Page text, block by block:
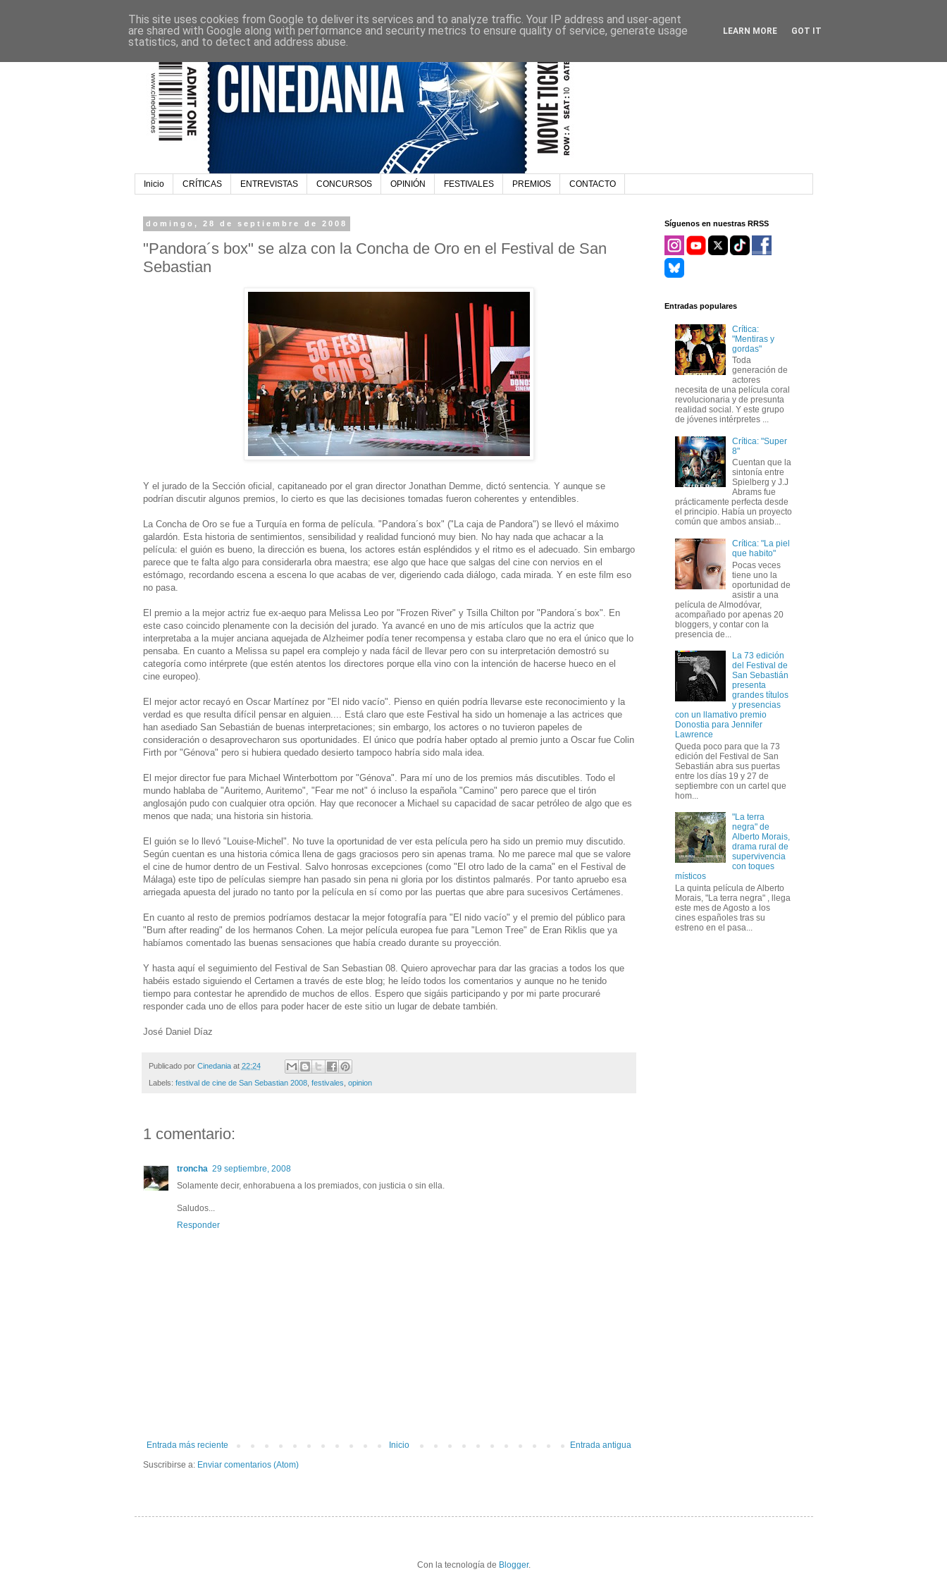
Inicio CRÍTICAS ENTREVISTAS CONCURSOS OPINIÓN FESTIVALES PREMIOS CONTACTO
domingo, 28 de septiembre de 2008
"Pandora´s box" se alza con la Concha de Oro en el Festival de San
Sebastian
Y el jurado de la Sección oficial, capitaneado por el gran director Jonathan Demme, dictó sentencia. Y aunque se
podrían discutir algunos premios, lo cierto es que las decisiones tomadas fueron coherentes y entendibles.
La Concha de Oro se fue a Turquía en forma de película. "Pandora´s box" ("La caja de Pandora") se llevó el máximo
galardón. Esta historia de sentimientos, sensibilidad y realidad funcionó muy bien. No hay nada que achacar a la
película: el guión es bueno, la dirección es buena, los actores están espléndidos y el ritmo es el adecuado. Sin embargo
parece que te falta algo para considerarla obra maestra; ese algo que hace que salgas del cine con nervios en el
estómago, recordando escena a escena lo que acabas de ver, digeriendo cada diálogo, cada mirada. Y en este film eso
no pasa.
El premio a la mejor actriz fue ex-aequo para Melissa Leo por "Frozen River" y Tsilla Chilton por "Pandora´s box". En
este caso coincido plenamente con la decisión del jurado. Ya avancé en uno de mis artículos que la actriz que
interpretaba a la mujer anciana aquejada de Alzheimer podía tener recompensa y estaba claro que no era el único que lo
pensaba. En cuanto a Melissa su papel era complejo y nada fácil de llevar pero con su interpretación demostró su
categoría como intérprete (que estén atentos los directores porque ella vino con la intención de hacerse hueco en el
cine europeo).
El mejor actor recayó en Oscar Martínez por "El nido vacío". Pienso en quién podría llevarse este reconocimiento y la
verdad es que resulta difícil pensar en alguien.... Está claro que este Festival ha sido un homenaje a las actrices que
han asediado San Sebastián de buenas interpretaciones; sin embargo, los actores o no tuvieron papeles de
consideración o desaprovecharon sus oportunidades. El único que podría haber optado al premio junto a Oscar fue Colin
Firth por "Génova" pero si hubiera quedado desierto tampoco habría sido mala idea.
El mejor director fue para Michael Winterbottom por "Génova". Para mí uno de los premios más discutibles. Todo el
mundo hablaba de "Auritemo, Auritemo", "Fear me not" ó incluso la española "Camino" pero parece que el tirón
anglosajón pudo con cualquier otra opción. Hay que reconocer a Michael su capacidad de sacar petróleo de algo que es
menos que nada; una historia sin historia.
El guión se lo llevó "Louise-Michel". No tuve la oportunidad de ver esta película pero ha sido un premio muy discutido.
Según cuentan es una historia cómica llena de gags graciosos pero sin apenas trama. No me parece mal que se valore
el cine de humor dentro de un Festival. Salvo honrosas excepciones (como "El otro lado de la cama" en el Festival de
Málaga) este tipo de películas siempre han pasado sin pena ni gloria por los distintos palmarés. Por tanto apruebo esa
arriegada apuesta del jurado no tanto por la película en sí como por las puertas que abre para sucesivos Certámenes.
En cuanto al resto de premios podríamos destacar la mejor fotografía para "El nido vacío" y el premio del público para
"Burn after reading" de los hermanos Cohen. La mejor película europea fue para "Lemon Tree" de Eran Riklis que ya
habíamos comentado las buenas sensaciones que había creado durante su proyección.
Y hasta aquí el seguimiento del Festival de San Sebastian 08. Quiero aprovechar para dar las gracias a todos los que
habéis estado siguiendo el Certamen a través de este blog; he leído todos los comentarios y aunque no he tenido
tiempo para contestar he aprendido de muchos de ellos. Espero que sigáis participando y por mi parte procuraré
responder cada uno de ellos para poder hacer de este sitio un lugar de debate también.
José Daniel Díaz
Publicado por Cinedania at 22:24
Labels: festival de cine de San Sebastian 2008, festivales, opinion
1 comentario:
troncha 29 septiembre, 2008
Solamente decir, enhorabuena a los premiados, con justicia o sin ella.
Saludos...
Responder
Entrada más reciente Entrada antigua
Inicio
Suscribirse a: Enviar comentarios (Atom)
Síguenos en nuestras RRSS
Entradas populares
Crítica:
"Mentiras y
gordas"
Toda
generación de
actores
necesita de una película coral
revolucionaria y de presunta
realidad social. Y este grupo
de jóvenes intérpretes ...
Crítica: "Super
8"
Cuentan que la
sintonía entre
Spielberg y J.J
Abrams fue
prácticamente perfecta desde
el principio. Había un proyecto
común que ambos ansiab...
Crítica: "La piel
que habito"
Pocas veces
tiene uno la
oportunidad de
asistir a una
película de Almodóvar,
acompañado por apenas 20
bloggers, y contar con la
presencia de...
La 73 edición
del Festival de
San Sebastián
presenta
grandes títulos
y presencias
con un llamativo premio
Donostia para Jennifer
Lawrence
Queda poco para que la 73
edición del Festival de San
Sebastián abra sus puertas
entre los días 19 y 27 de
septiembre con un cartel que
hom...
"La terra
negra" de
Alberto Morais,
drama rural de
supervivencia
con toques
místicos
La quinta película de Alberto
Morais, "La terra negra" , llega
este mes de Agosto a los
cines españoles tras su
estreno en el pasa...
Con la tecnología de Blogger.
This site uses cookies from Google to deliver its services and to analyze traffic. Your IP address and user-agent
are shared with Google along with performance and security metrics to ensure quality of service, generate usage
statistics, and to detect and address abuse.
LEARN MORE GOT IT